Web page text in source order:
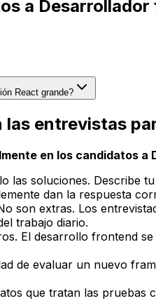
a
React grande?
las entrevistas
en los candidatos
las soluciones. Describe
dan la respuesta
son extras. Los
trabajo diario.
El desarrollo frontend
de evaluar un nuevo
que tratan las